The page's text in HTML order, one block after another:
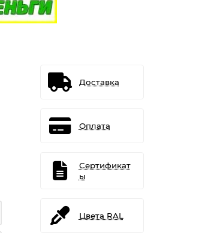
Доставка
Оплата
Сертификат
ы
Цвета RAL